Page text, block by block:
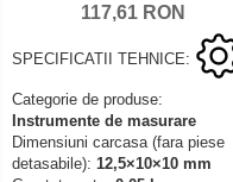
117,61 RON
SPECIFICATII TEHNICE:
Categorie de produse:
Instrumente de masurare
Dimensiuni carcasa (fara piese
detasabile): 12,5×10×10 mm